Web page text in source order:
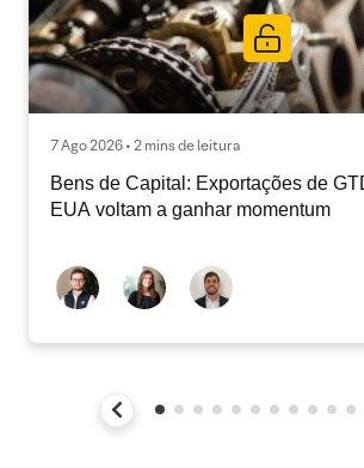
7 Ago 2026 • 2 mins de leitura
Bens de Capital: Exportações de
EUA voltam a ganhar momentum